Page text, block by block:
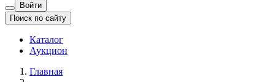
Войти
Поиск по сайту
Каталог
Аукцион
Главная